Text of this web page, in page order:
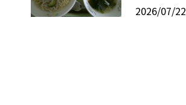
2026/07/22